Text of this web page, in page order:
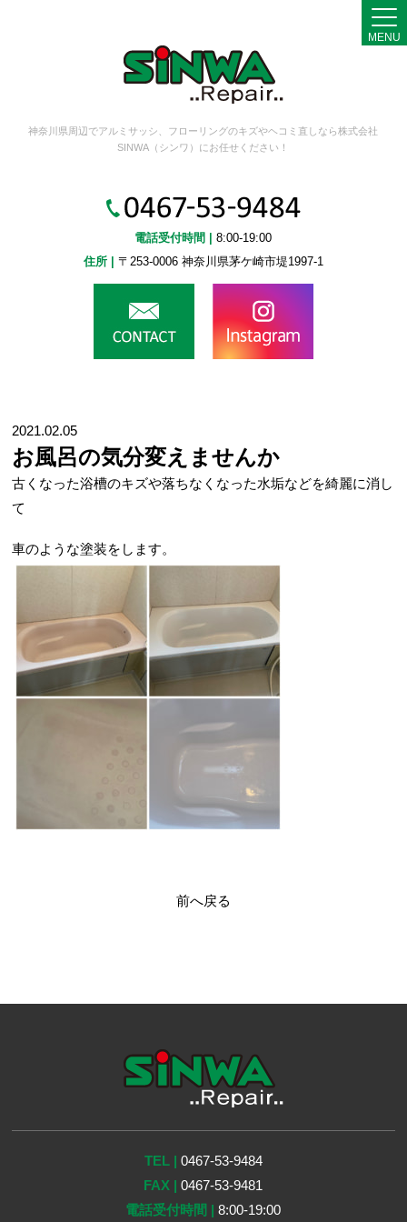
神奈川県周辺でアルミサッシ、フローリングのキズやヘコミ直しなら株式会社
SINWA（シンワ）にお任せください！
電話受付時間 |
8:00-19:00
住所 |
〒253-0006 神奈川県茅ケ崎市堤1997-1
MENU
2021.02.05
お風呂の気分変えませんか
古くなった浴槽のキズや落ちなくなった水垢などを綺麗に消し
て
車のような塗装をします。
前へ戻る
TEL | 0467-53-9484
FAX | 0467-53-9481
電話受付時間 | 8:00-19:00